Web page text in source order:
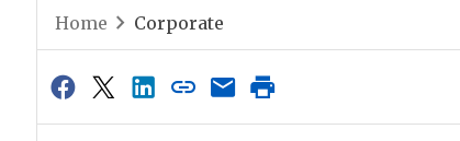
Home Corporate